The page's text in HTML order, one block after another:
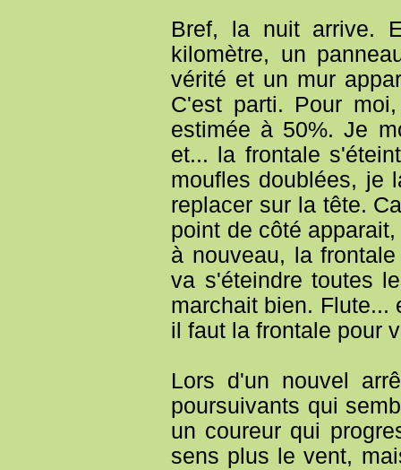
Bref, la nuit arrive.
kilomètre, un
vérité et un mur
C'est parti. Pour
estimée à 50%. Je
et... la frontale
moufles doublées, je
replacer sur la tête.
point de côté
à nouveau, la
va s'éteindre toutes
marchait bien. Flute...
il faut la frontale pour
Lors d'un nouvel
poursuivants qui
un coureur qui
sens plus le vent,